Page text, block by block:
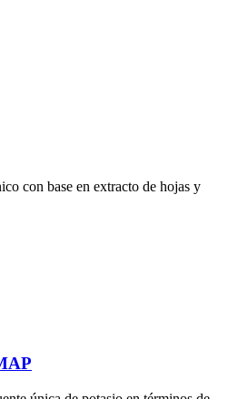
con base en extracto de hojas y